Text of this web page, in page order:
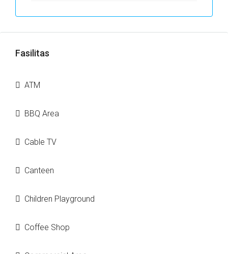
Fasilitas
ATM
BBQ Area
Cable TV
Canteen
Children Playground
Coffee Shop